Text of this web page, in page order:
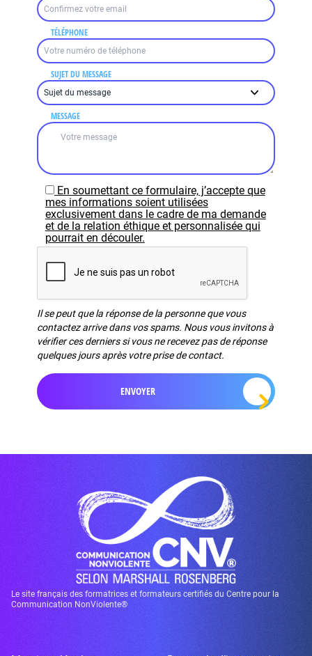
TÉLÉPHONE
SUJET DU MESSAGE
MESSAGE
En soumettant ce formulaire, j’accepte que
mes informations soient utilisées
exclusivement dans le cadre de ma demande
et de la relation éthique et personnalisée qui
pourrait en découler.
Il se peut que la réponse de la personne que vous
contactez arrive dans vos spams. Nous vous invitons à
vérifier ces derniers si vous ne recevez pas de réponse
quelques jours après votre prise de contact.
Le site français des formatrices et formateurs certifiés du Centre pour la
Communication NonViolente®